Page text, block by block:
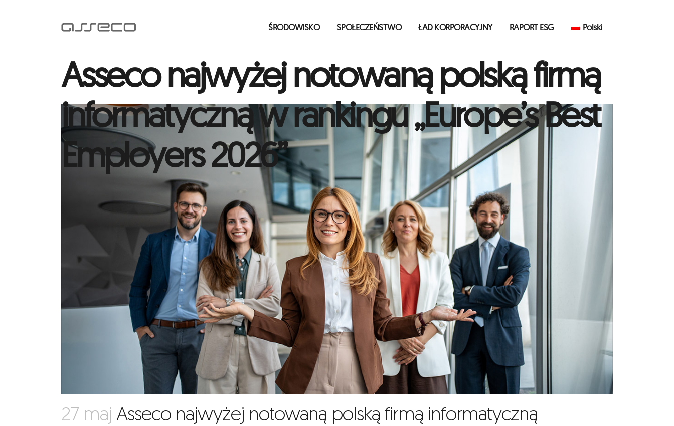
ŚRODOWISKO SPOŁECZEŃSTWO ŁAD KORPORACYJNY RAPORT ESG Polski
Asseco najwyżej notowaną polską firmą
informatyczną w rankingu „Europe’s Best
Employers 2026”
27 maj Asseco najwyżej notowaną polską firmą informatyczną